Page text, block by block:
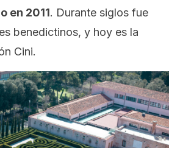
en 2011. Durante siglos fue
benedictinos, y hoy es la
Cini.